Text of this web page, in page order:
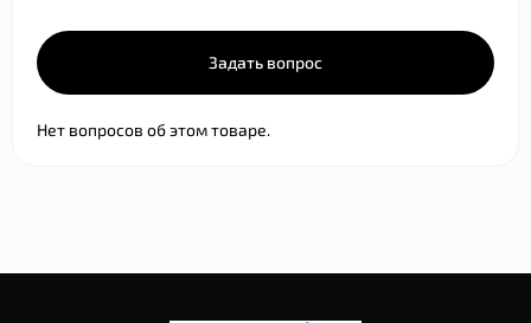
Задать вопрос
Нет вопросов об этом товаре.